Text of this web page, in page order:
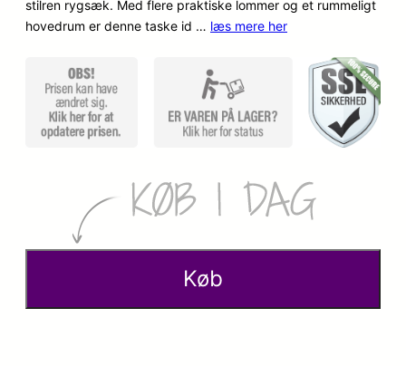
stilren rygsæk. Med flere praktiske lommer og et rummeligt
hovedrum er denne taske id … læs mere her
Køb